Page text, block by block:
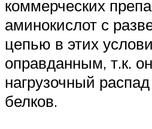
коммерческих
аминокислот с
цепью в этих
оправданным, т.к.
нагрузочный
белков.